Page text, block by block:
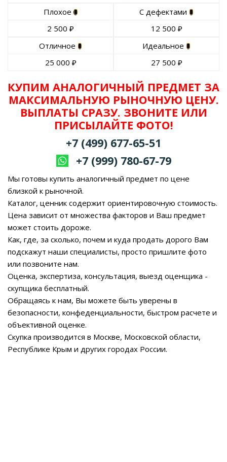
Плохое
2 500 ₽
С дефектами
12 500 ₽
Отличное
25 000 ₽
Идеальное
27 500 ₽
КУПИМ АНАЛОГИЧНЫЙ ПРЕДМЕТ ЗА
МАКСИМАЛЬНУЮ РЫНОЧНУЮ ЦЕНУ.
ВЫПЛАТЫ СРАЗУ. ЗВОНИТЕ ИЛИ
ПРИСЫЛАЙТЕ ФОТО!
+7 (499) 677-65-51
+7 (999) 780-67-79
Мы готовы купить аналогичный предмет по цене
близкой к рыночной.
Каталог, ценник содержит ориентировочную стоимость.
Цена зависит от множества факторов и Ваш предмет
может стоить дороже.
Как, где, за сколько, почем и куда продать дорого Вам
подскажут наши специалисты, просто пришлите фото
или позвоните нам.
Оценка, экспертиза, консультация, выезд оценщика -
скупщика бесплатный.
Обращаясь к нам, Вы можете быть уверены в
безопасности, конфеденциальности, быстром расчете и
объективной оценке.
Скупка производится в Москве, Московской области,
Республике Крым и других городах России.